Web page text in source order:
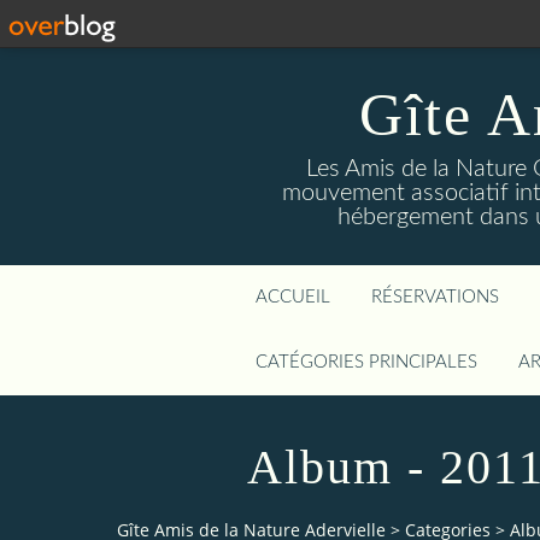
Gîte
Les Amis de la
mouvement associatif
hébergement dans
ACCUEIL RÉSERVATIONS
CATÉGORIES PRINCIPALES
Album -
Gîte Amis de la Nature Adervielle > Categories >